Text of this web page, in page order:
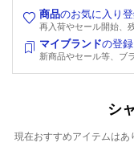
商品のお気に入り
再入荷やセール開始、
マイブランドの登録
新商品やセール等、ブ
シ
現在おすすめアイテムはあ